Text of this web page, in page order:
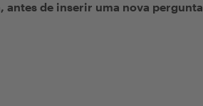
antes de inserir uma nova